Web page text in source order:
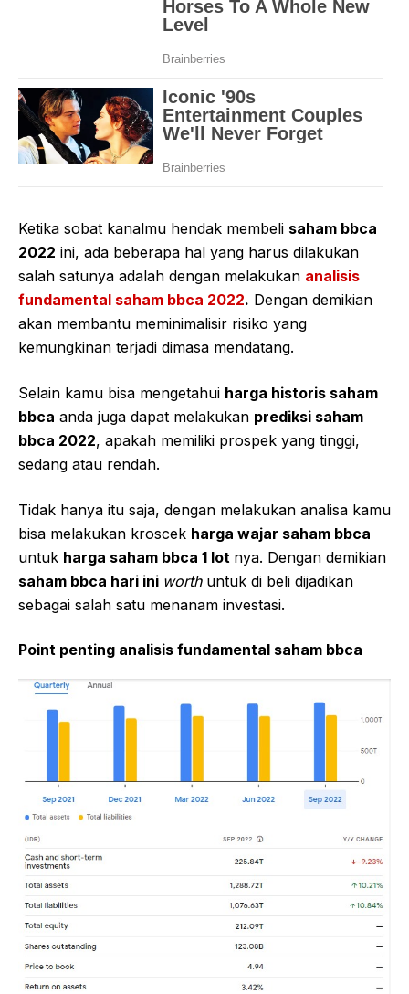
Ketika sobat kanalmu hendak membeli saham bbca
2022 ini, ada beberapa hal yang harus dilakukan
salah satunya adalah dengan melakukan analisis
fundamental saham bbca 2022. Dengan demikian
akan membantu meminimalisir risiko yang
kemungkinan terjadi dimasa mendatang.
Selain kamu bisa mengetahui harga historis saham
bbca anda juga dapat melakukan prediksi saham
bbca 2022, apakah memiliki prospek yang tinggi,
sedang atau rendah.
Tidak hanya itu saja, dengan melakukan analisa kamu
bisa melakukan kroscek harga wajar saham bbca
untuk harga saham bbca 1 lot nya. Dengan demikian
saham bbca hari ini worth untuk di beli dijadikan
sebagai salah satu menanam investasi.
Point penting analisis fundamental saham bbca